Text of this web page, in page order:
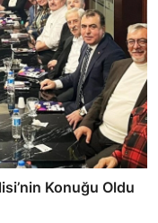
Konuğu Oldu